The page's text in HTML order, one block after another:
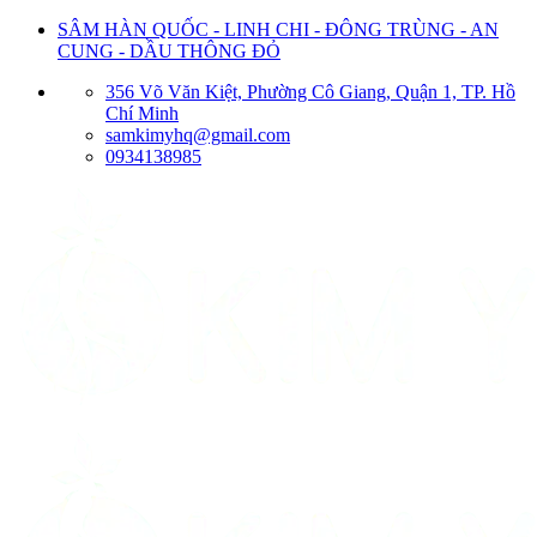
dung
SÂM HÀN QUỐC - LINH CHI - ĐÔNG TRÙNG - AN
CUNG - DẦU THÔNG ĐỎ
356 Võ Văn Kiệt, Phường Cô Giang, Quận 1, TP. Hồ
Chí Minh
samkimyhq@gmail.com
0934138985